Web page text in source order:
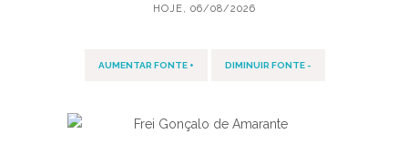
HOJE, 06/08/2026
AUMENTAR FONTE + DIMINUIR FONTE -